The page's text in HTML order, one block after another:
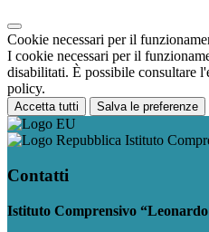
Cookie necessari per il
I cookie necessari per il
disabilitati. È possibile consultare
policy.
Accetta tutti Salva le preferenze
Istituto
Contatti
Istituto Comprensivo